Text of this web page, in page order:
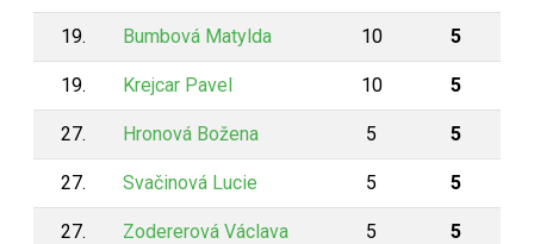
19. Bumbová Matylda 10 5
19. Krejcar Pavel 10 5
27. Hronová Božena 5 5
27. Svačinová Lucie 5 5
27. Zodererová Václava 5 5